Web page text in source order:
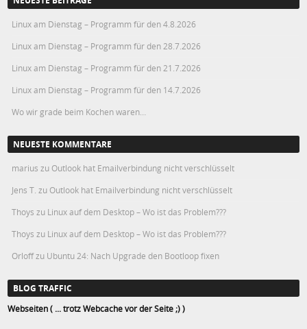
Linux am Dienstag – Programm für den 4.8.2026
Linux am Dienstag – Programm für den 28.7.2026
Linux am Dienstag – Programm für den 21.7.2026
Linux am Dienstag – Programm für den 14.7.2026
Wo wir grade beim Kochen waren…
NEUESTE KOMMENTARE
marius zu Outlook hat Emailverbindung nicht verschlüsselt
Jens T. zu Outlook hat Emailverbindung nicht verschlüsselt
Thoys zu Linux auf dem Desktop – Wo ist das Problem???
Thoys zu Linux auf dem Desktop – Wo ist das Problem???
Orloffzu Ubuntu 24: Nach Upgrade den Bootloop fixen
BLOG TRAFFIC
Webseiten ( ... trotz Webcache vor der Seite ;) )